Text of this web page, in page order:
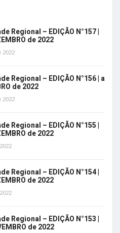
Regional – EDIÇÃO N°157 |
de 2022
2022
Regional – EDIÇÃO N°156 | a
de 2022
2022
Regional – EDIÇÃO N°155 |
de 2022
Regional – EDIÇÃO N°154 |
de 2022
Regional – EDIÇÃO N°153 |
de 2022